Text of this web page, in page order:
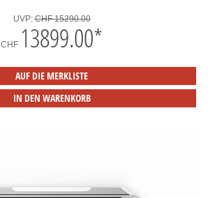
UVP:CHF 15290.00
CHF 13899.00*
AUF DIE MERKLISTE
IN DEN WARENKORB